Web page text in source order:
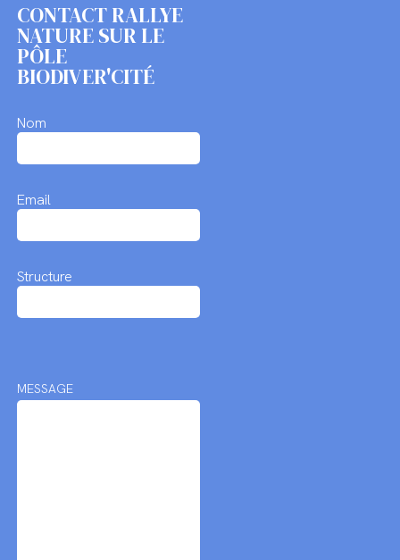
CONTACT RALLYE
NATURE SUR LE
PÔLE
BIODIVER'CITÉ
Nom
Email
Structure
MESSAGE